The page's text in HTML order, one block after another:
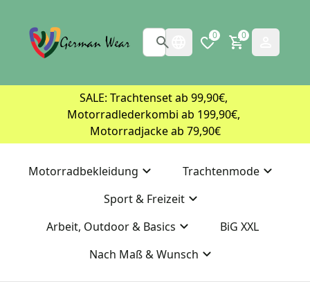
0 0
SALE: Trachtenset ab 99,90€,
Motorradlederkombi ab 199,90€,
Motorradjacke ab 79,90€
Motorradbekleidung
Trachtenmode
Sport & Freizeit
Arbeit, Outdoor & Basics
BiG XXL
Nach Maß & Wunsch